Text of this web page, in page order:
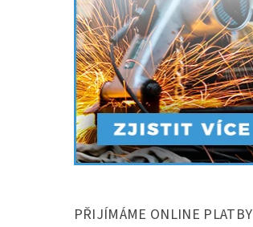
PŘIJÍMÁME ONLINE PLATBY